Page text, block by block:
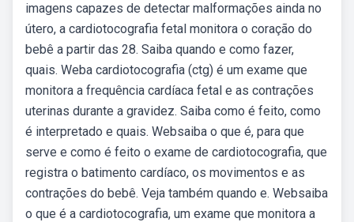
imagens capazes de detectar malformações ainda no
útero, a cardiotocografia fetal monitora o coração do
bebê a partir das 28. Saiba quando e como fazer,
quais. Weba cardiotocografia (ctg) é um exame que
monitora a frequência cardíaca fetal e as contrações
uterinas durante a gravidez. Saiba como é feito, como
é interpretado e quais. Websaiba o que é, para que
serve e como é feito o exame de cardiotocografia, que
registra o batimento cardíaco, os movimentos e as
contrações do bebê. Veja também quando e. Websaiba
o que é a cardiotocografia, um exame que monitora a